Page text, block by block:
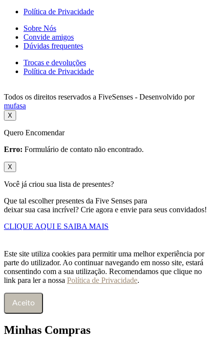
Política de Privacidade
Sobre Nós
Convide amigos
Dúvidas frequentes
Trocas e devoluções
Política de Privacidade
Todos os direitos reservados a FiveSenses - Desenvolvido por
mufasa
X
Quero Encomendar
Erro: Formulário de contato não encontrado.
X
Você já criou sua lista de presentes?
Que tal escolher presentes da Five Senses para
deixar sua casa incrível? Crie agora e envie para seus convidados!
CLIQUE AQUI E SAIBA MAIS
Este site utiliza cookies para permitir uma melhor experiência por
parte do utilizador. Ao continuar navegando em nosso site, estará
consentindo com a sua utilização. Recomendamos que clique no
link para ler a nossa Política de Privacidade.
Aceito
Minhas Compras